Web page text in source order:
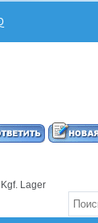
Kgf. Lager